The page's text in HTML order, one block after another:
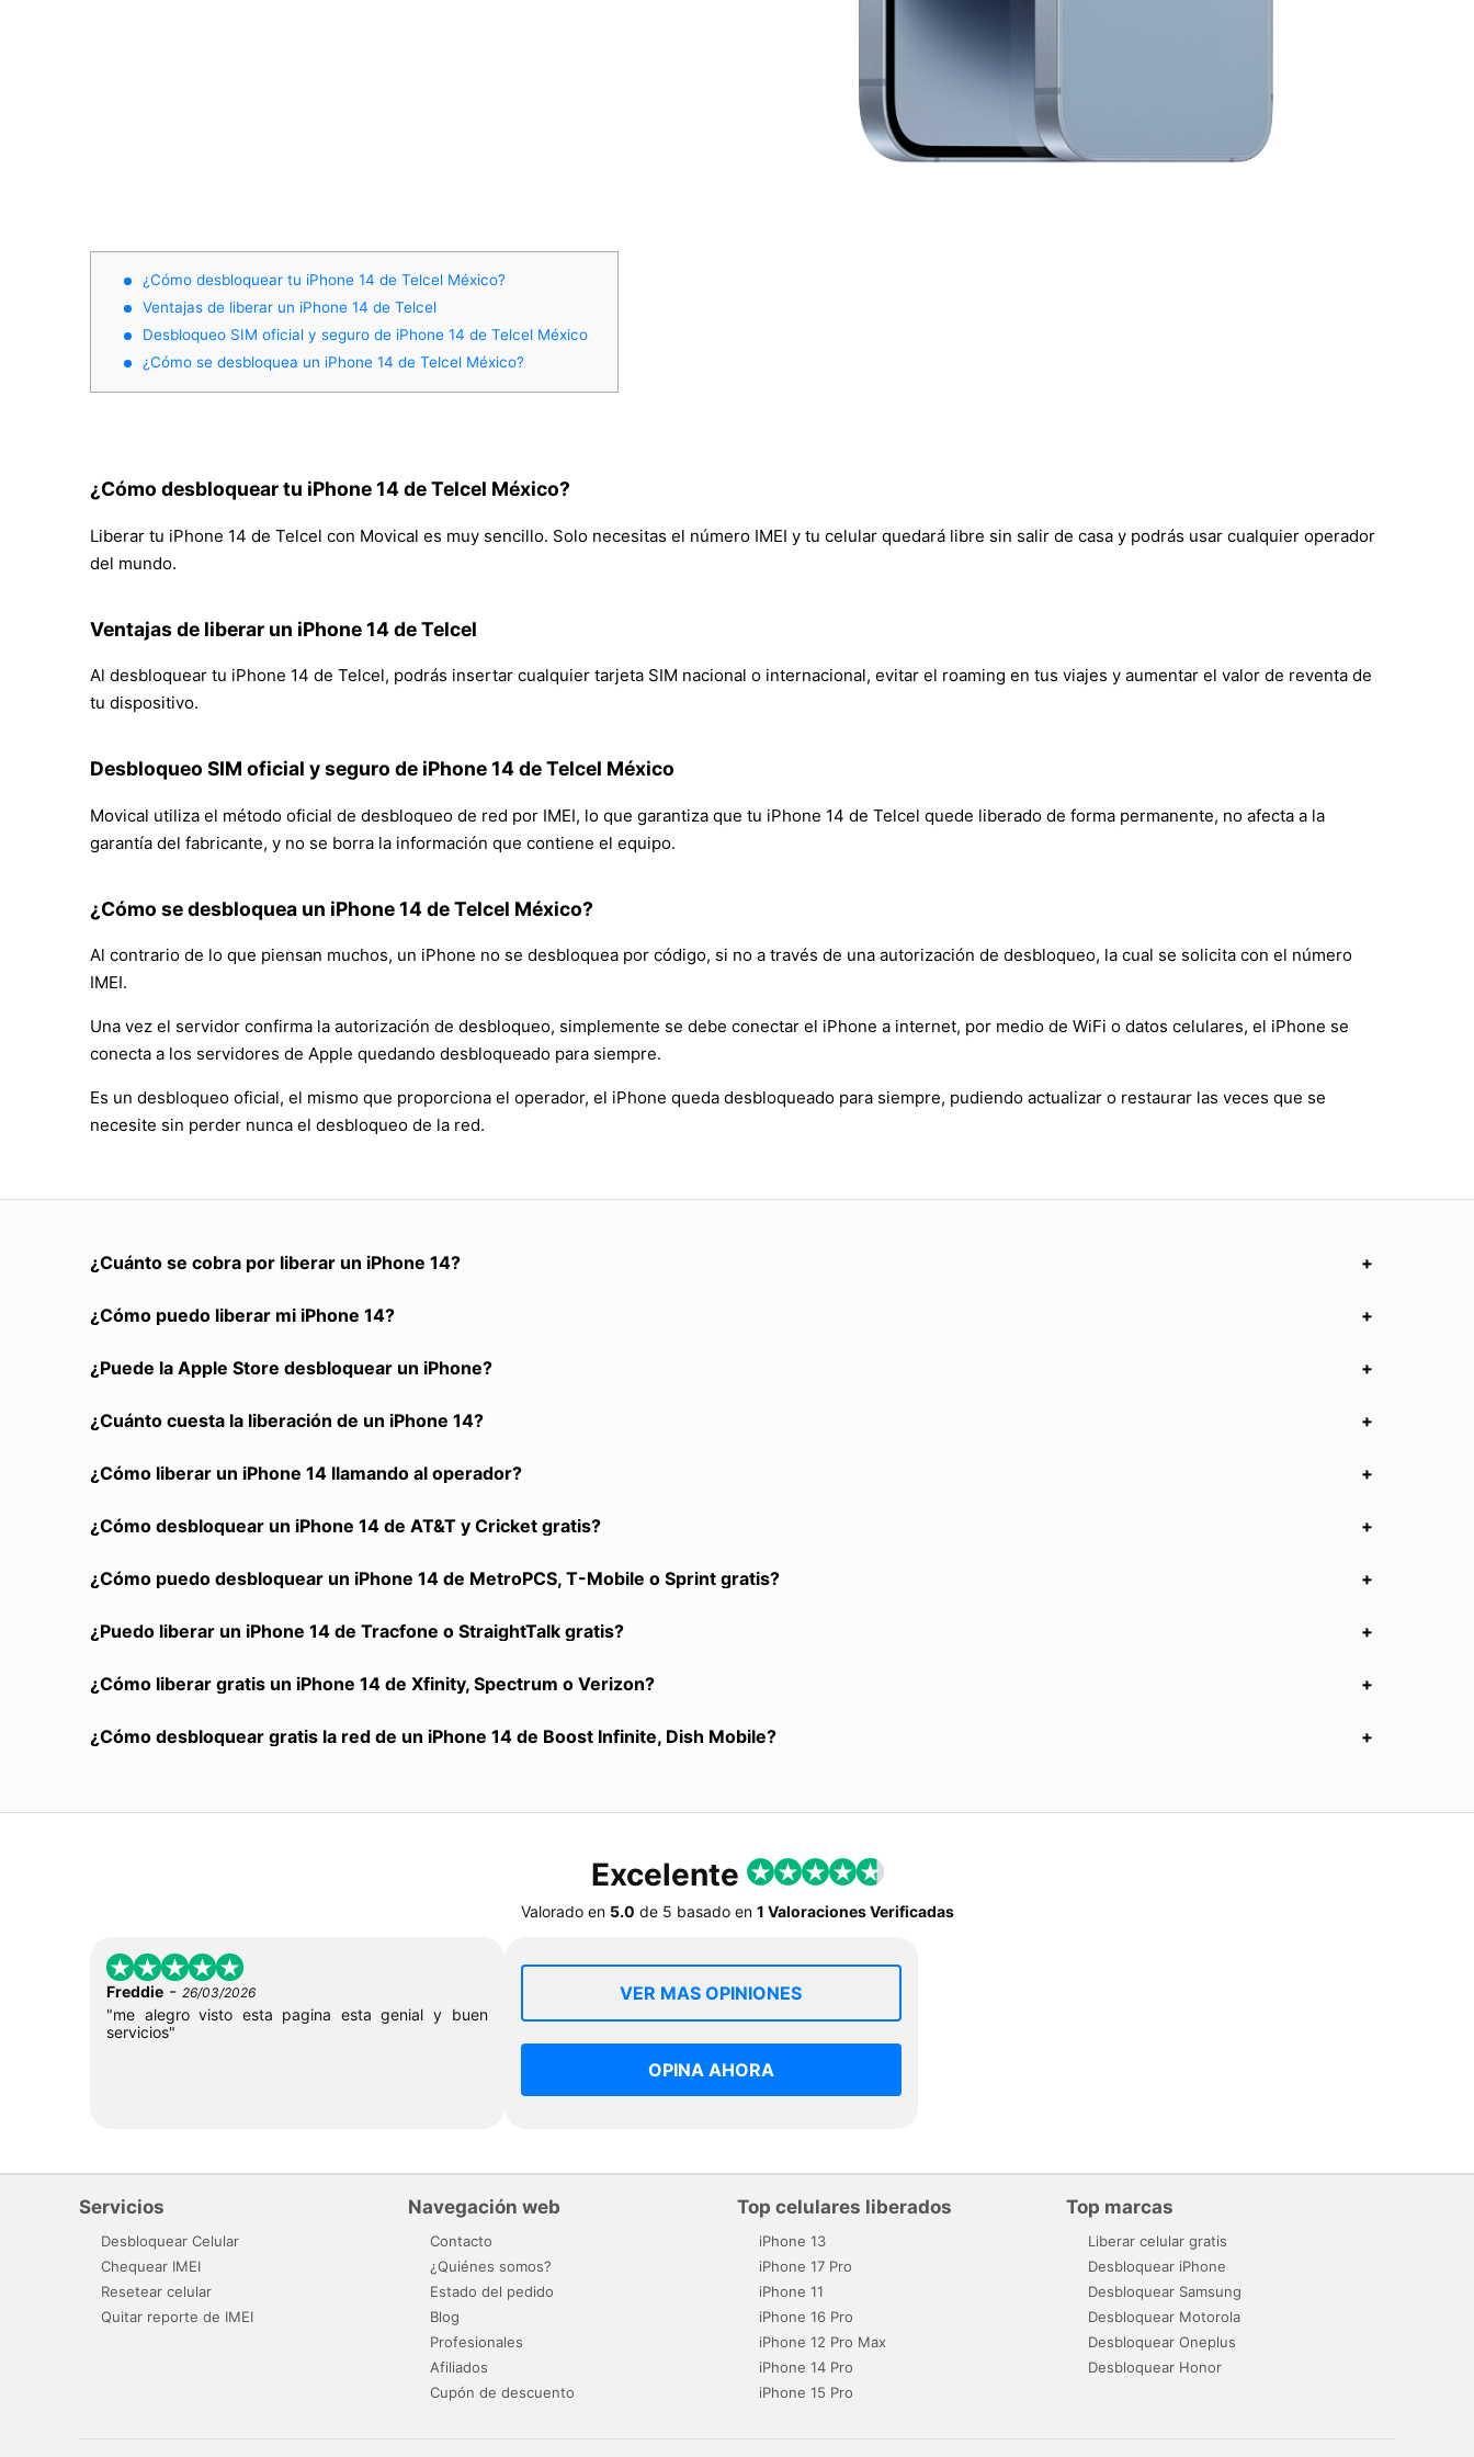
¿Cómo desbloquear tu iPhone 14 de Telcel México?
Ventajas de liberar un iPhone 14 de Telcel
Desbloqueo SIM oficial y seguro de iPhone 14 de Telcel México
¿Cómo se desbloquea un iPhone 14 de Telcel México?
¿Cómo desbloquear tu iPhone 14 de Telcel México?
Liberar tu iPhone 14 de Telcel con Movical es muy sencillo. Solo necesitas el número IMEI y tu celular quedará libre sin salir de casa y podrás usar cualquier operador
del mundo.
Ventajas de liberar un iPhone 14 de Telcel
Al desbloquear tu iPhone 14 de Telcel, podrás insertar cualquier tarjeta SIM nacional o internacional, evitar el roaming en tus viajes y aumentar el valor de reventa de
tu dispositivo.
Desbloqueo SIM oficial y seguro de iPhone 14 de Telcel México
Movical utiliza el método oficial de desbloqueo de red por IMEI, lo que garantiza que tu iPhone 14 de Telcel quede liberado de forma permanente, no afecta a la
garantía del fabricante, y no se borra la información que contiene el equipo.
¿Cómo se desbloquea un iPhone 14 de Telcel México?
Al contrario de lo que piensan muchos, un iPhone no se desbloquea por código, si no a través de una autorización de desbloqueo, la cual se solicita con el número
IMEI.
Una vez el servidor confirma la autorización de desbloqueo, simplemente se debe conectar el iPhone a internet, por medio de WiFi o datos celulares, el iPhone se
conecta a los servidores de Apple quedando desbloqueado para siempre.
Es un desbloqueo oficial, el mismo que proporciona el operador, el iPhone queda desbloqueado para siempre, pudiendo actualizar o restaurar las veces que se
necesite sin perder nunca el desbloqueo de la red.
¿Cuánto se cobra por liberar un iPhone 14?
¿Cómo puedo liberar mi iPhone 14?
¿Puede la Apple Store desbloquear un iPhone?
¿Cuánto cuesta la liberación de un iPhone 14?
¿Cómo liberar un iPhone 14 llamando al operador?
¿Cómo desbloquear un iPhone 14 de AT&T y Cricket gratis?
¿Cómo puedo desbloquear un iPhone 14 de MetroPCS, T-Mobile o Sprint gratis?
¿Puedo liberar un iPhone 14 de Tracfone o StraightTalk gratis?
¿Cómo liberar gratis un iPhone 14 de Xfinity, Spectrum o Verizon?
¿Cómo desbloquear gratis la red de un iPhone 14 de Boost Infinite, Dish Mobile?
Excelente
Valorado en 5.0 de 5 basado en 1 Valoraciones Verificadas
Freddie - 26/03/2026
"me alegro visto esta pagina esta genial y buen
servicios"
VER MAS OPINIONES
OPINA AHORA
Servicios
Desbloquear Celular
Chequear IMEI
Resetear celular
Quitar reporte de IMEI
Navegación web
Contacto
¿Quiénes somos?
Estado del pedido
Blog
Profesionales
Afiliados
Cupón de descuento
Top celulares liberados
iPhone 13
iPhone 17 Pro
iPhone 11
iPhone 16 Pro
iPhone 12 Pro Max
iPhone 14 Pro
iPhone 15 Pro
Top marcas
Liberar celular gratis
Desbloquear iPhone
Desbloquear Samsung
Desbloquear Motorola
Desbloquear Oneplus
Desbloquear Honor